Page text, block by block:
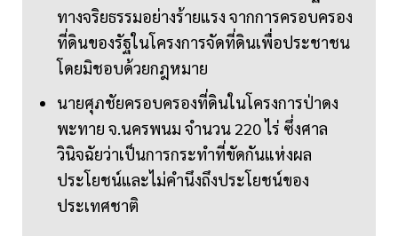
ทางจริยธรรมอย่างร้ายแรง จากการครอบครอง
ที่ดินของรัฐในโครงการจัดที่ดินเพื่อประชาชน
โดยมิชอบด้วยกฎหมาย
นายศุภชัยครอบครองที่ดินในโครงการป่าดง
พะทาย จ.นครพนม จำนวน 220 ไร่ ซึ่งศาล
วินิจฉัยว่าเป็นการกระทำที่ขัดกันแห่งผล
ประโยชน์และไม่คำนึงถึงประโยชน์ของ
ประเทศชาติ